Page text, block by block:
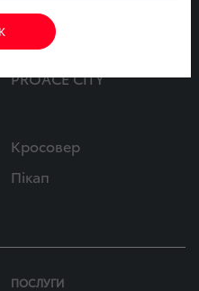
LAND CRUISER PRADO
HILUX
PROACE CITY
Кросовер
Пікап
ПОСЛУГИ